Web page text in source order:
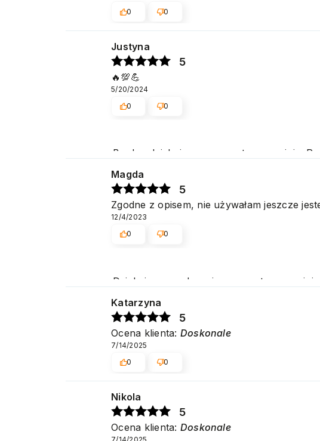
0
0
Bardzo dziękujemy za pozytywną opinię.
Justyna
5
🔥💯💪
5/20/2024
0
0
Dziękujemy serdecznie za pozytywną
Magda
5
Zgodne z opisem, nie używałam jeszcze
12/4/2023
0
0
Katarzyna
5
Ocena klienta: Doskonale
7/14/2025
0
0
Nikola
5
Ocena klienta: Doskonale